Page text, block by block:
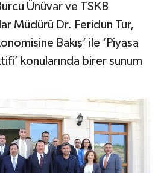
Ünüvar ve TSKB
Müdürü Dr. Feridun Tur,
Bakış’ ile ‘Piyasa
konularında birer sunum